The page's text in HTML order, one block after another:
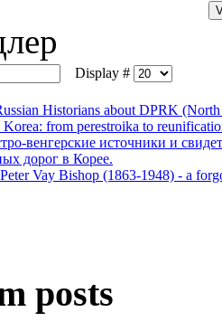
Display #
Historians about DPRK
from perestroika to
венгерские источники и
дорог в Корее.
Vay Bishop (1863-1948) - a
posts